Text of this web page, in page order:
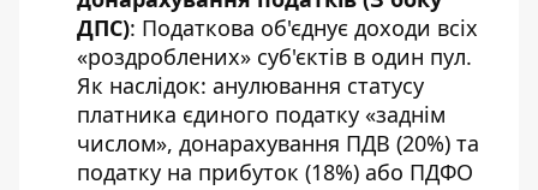
ДПС): Податкова об'єднує доходи всіх
«роздроблених» суб'єктів в один пул.
Як наслідок: анулювання статусу
платника єдиного податку «заднім
числом», донарахування ПДВ (20%) та
податку на прибуток (18%) або ПДФО